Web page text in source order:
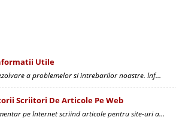
Utile
a problemelor si intrebarilor noastre. Inf…
Scriitori De Articole Pe Web
pe Internet scriind articole pentru site-uri a…